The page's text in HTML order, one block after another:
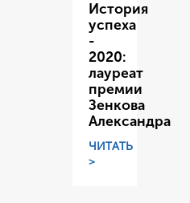
История
успеха
-
2020:
лауреат
премии
Зенкова
Александра
ЧИТАТЬ
>